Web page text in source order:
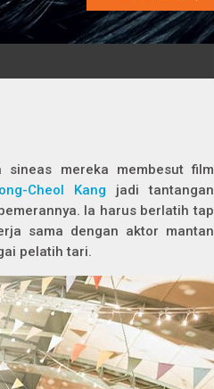
mereka membesut film
Cheol Kang jadi tantangan
Ia harus berlatihtap
sama dengan aktor mantan
pelatih tari.